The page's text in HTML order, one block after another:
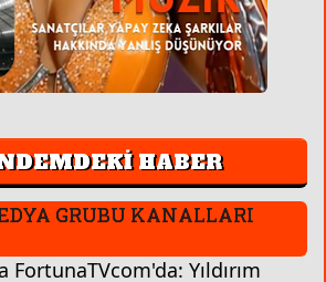
HABER
GRUBU KANALLARI
Yıldırım